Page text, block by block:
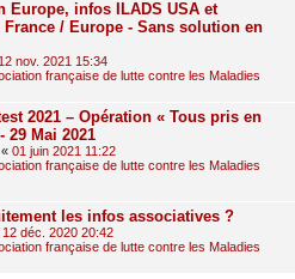
Europe, infos ILADS USA et
/ Europe - Sans solution en
12 nov. 2021 15:34
française de lutte contre les Maladies
2021 – Opération « Tous pris en
29 Mai 2021
« 01 juin 2021 11:22
française de lutte contre les Maladies
les infos associatives ?
12 déc. 2020 20:42
française de lutte contre les Maladies